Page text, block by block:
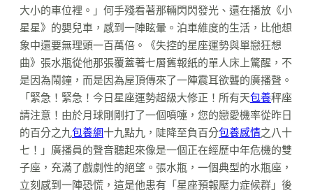
大小的車位裡。」何手殘看著那輛閃閃發光、還在播放《小
星星》的嬰兒車，感到一陣眩暈。泊車維度的生活，比他想
象中還要無理頭一百萬倍。《失控的星座運勢與單戀狂想
曲》張水瓶從他那張覆蓋著七層舊報紙的單人床上驚醒，不
是因為鬧鐘，而是因為屋頂傳來了一陣震耳欲聾的廣播聲。
「緊急！緊急！今日星座運勢超級大修正！所有天包養秤座
請注意！由於月球剛剛打了一個噴嚏，您的戀愛機率從昨日
的百分之九包養網十九點九，陡降至負百分包養感情之八十
七！」廣播員的聲音聽起來像是一個正在經歷中年危機的雙
子座，充滿了戲劇性的絕望。張水瓶，一個典型的水瓶座，
立刻感到一陣恐慌，這是他患有「星座預報壓力症候群」後